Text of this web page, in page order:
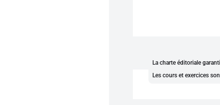
La charte éditoriale
Les cours et exercices